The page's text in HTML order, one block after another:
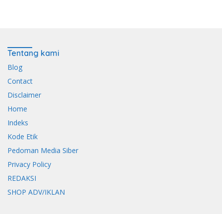
Tentang kami
Blog
Contact
Disclaimer
Home
Indeks
Kode Etik
Pedoman Media Siber
Privacy Policy
REDAKSI
SHOP ADV/IKLAN